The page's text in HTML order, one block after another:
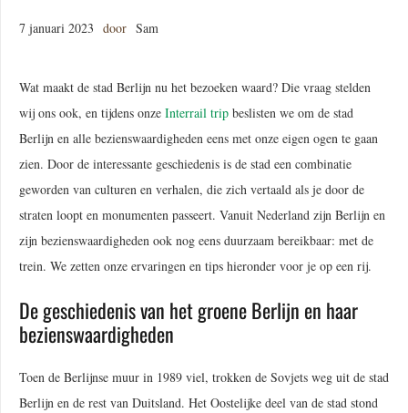
7 januari 2023 door Sam
Wat maakt de stad Berlijn nu het bezoeken waard? Die vraag stelden
wij ons ook, en tijdens onze Interrail trip beslisten we om de stad
Berlijn en alle bezienswaardigheden eens met onze eigen ogen te gaan
zien. Door de interessante geschiedenis is de stad een combinatie
geworden van culturen en verhalen, die zich vertaald als je door de
straten loopt en monumenten passeert. Vanuit Nederland zijn Berlijn en
zijn bezienswaardigheden ook nog eens duurzaam bereikbaar: met de
trein. We zetten onze ervaringen en tips hieronder voor je op een rij.
De geschiedenis van het groene Berlijn en haar
bezienswaardigheden
Toen de Berlijnse muur in 1989 viel, trokken de Sovjets weg uit de stad
Berlijn en de rest van Duitsland. Het Oostelijke deel van de stad stond